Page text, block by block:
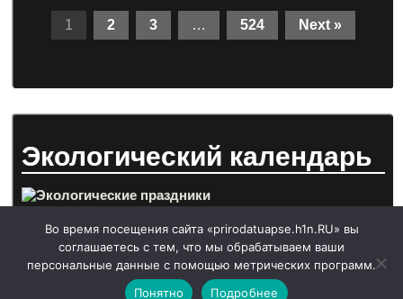
1 2 3 … 524 Next »
Экологический календарь
Во время посещения сайта «prirodatuapse.h1n.RU» вы
соглашаетесь с тем, что мы обрабатываем ваши
персональные данные с помощью метрических программ.
Понятно
Подробнее